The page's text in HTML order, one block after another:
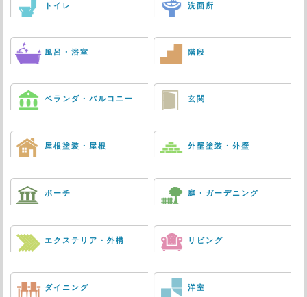
トイレ 洗面所
風呂・浴室 階段
ベランダ・バルコニー 玄関
屋根塗装・屋根 外壁塗装・外壁
ポーチ 庭・ガーデニング
エクステリア・外構 リビング
ダイニング 洋室